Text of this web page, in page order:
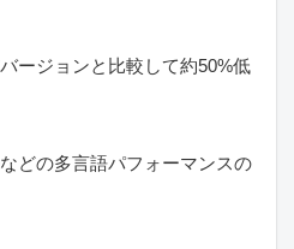
ージョンと比較して約50%低
どの多言語パフォーマンスの